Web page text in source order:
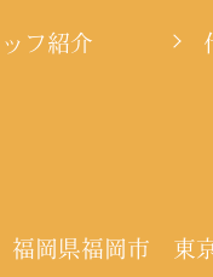
フ紹介
福岡県福岡市 東